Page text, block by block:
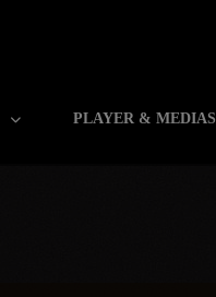
PLAYER & MEDIAS